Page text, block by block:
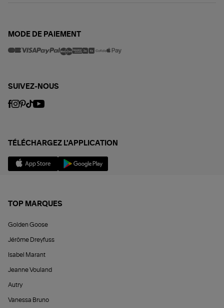
MODE DE PAIEMENT
SUIVEZ-NOUS
TÉLÉCHARGEZ L'APPLICATION
TOP MARQUES
Golden Goose
Jérôme Dreyfuss
Isabel Marant
Jeanne Vouland
Autry
Vanessa Bruno